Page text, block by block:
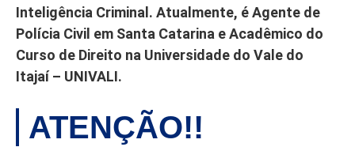
Inteligência Criminal. Atualmente, é Agente de
Polícia Civil em Santa Catarina e Acadêmico do
Curso de Direito na Universidade do Vale do
Itajaí – UNIVALI.
ATENÇÃO!!